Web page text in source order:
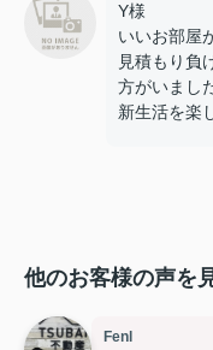
Y様
いいお部屋
見積もり負
方がいまし
新生活を楽
他のお客様の声を
Fenl